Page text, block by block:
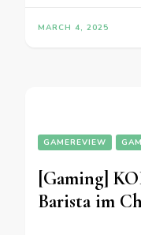
MARCH 4, 2025
GAMEREVIEW
[Gaming]
Barista im